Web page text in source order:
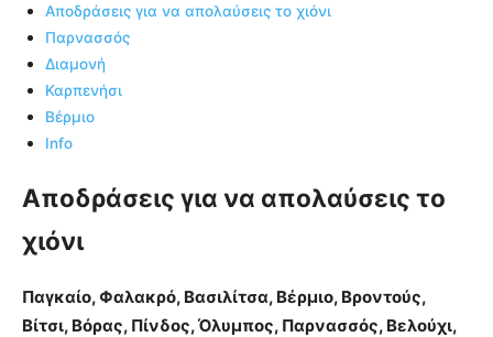
Αποδράσεις για να απολαύσεις το χιόνι
Παρνασσός
Διαμονή
Καρπενήσι
Βέρμιο
Info
Αποδράσεις για να απολαύσεις το
χιόνι
Παγκαίο, Φαλακρό, Βασιλίτσα, Βέρμιο, Βροντούς,
Βίτσι, Βόρας, Πίνδος, Όλυμπος, Παρνασσός, Βελούχι,